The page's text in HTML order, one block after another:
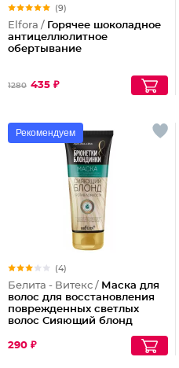
(9)
Elfora / Горячее шоколадное
антицеллюлитное
обертывание
1280 435 ₽
Рекомендуем
(4)
Белита - Витекс / Маска для
волос для восстановления
поврежденных светлых
волос Сияющий блонд
290 ₽